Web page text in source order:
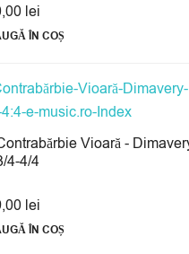
lei
ÎN COȘ
Vioară -
4-4/4
lei
ÎN COȘ